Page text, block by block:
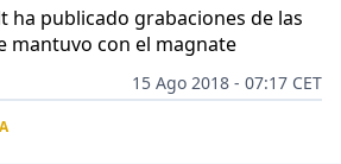
ha publicado grabaciones de las
mantuvo con el magnate
15 Ago 2018 - 07:17 CET